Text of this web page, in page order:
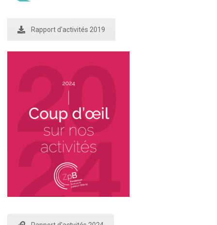
Rapport d'activités 2019